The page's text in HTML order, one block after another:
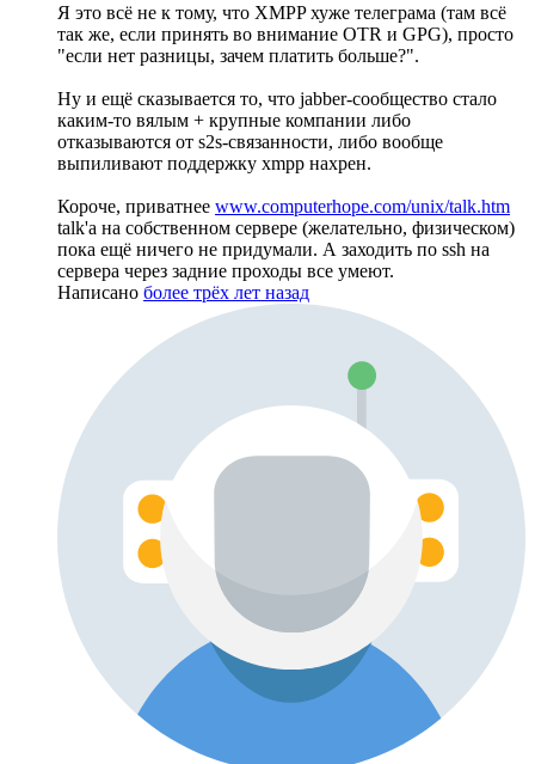
Я это всё не к тому, что XMPP хуже телеграма (там всё
так же, если принять во внимание OTR и GPG), просто
"если нет разницы, зачем платить больше?".
Ну и ещё сказывается то, что jabber-сообщество стало
каким-то вялым + крупные компании либо
отказываются от s2s-связанности, либо вообще
выпиливают поддержку xmpp нахрен.
Короче, приватнее www.computerhope.com/unix/talk.htm
talk'a на собственном сервере (желательно, физическом)
пока ещё ничего не придумали. А заходить по ssh на
сервера через задние проходы все умеют.
Написано более трёх лет назад